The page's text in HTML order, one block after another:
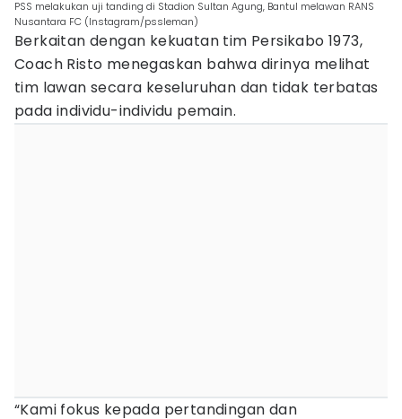
PSS melakukan uji tanding di Stadion Sultan Agung, Bantul melawan RANS
Nusantara FC (Instagram/pssleman)
Berkaitan dengan kekuatan tim Persikabo 1973,
Coach Risto menegaskan bahwa dirinya melihat
tim lawan secara keseluruhan dan tidak terbatas
pada individu-individu pemain.
“Kami fokus kepada pertandingan dan